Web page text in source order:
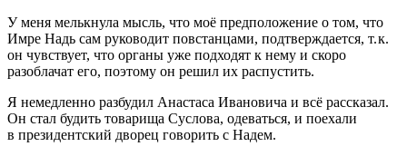
У меня мелькнула мысль, что моё предположение о том, что
Имре Надь сам руководит повстанцами, подтверждается, т. к.
он чувствует, что органы уже подходят к нему и скоро
разоблачат его, поэтому он решил их распустить.
Я немедленно разбудил Анастаса Ивановича и всё рассказал.
Он стал будить товарища Суслова, одеваться, и поехали
в президентский дворец говорить с Надем.